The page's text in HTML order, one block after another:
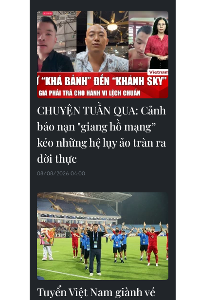
CHUYỆN TUẦN QUA: Cảnh
báo nạn "giang hồ mạng”
kéo những hệ lụy ảo tràn ra
đời thực
08/08/2026 04:00
Tuyển Việt Nam giành vé